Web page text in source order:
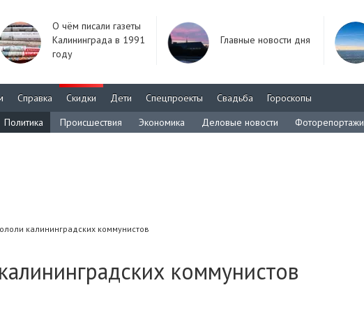
О чём писали газеты
Калининграда в 1991
году
Главные новости дня
Справка Скидки Дети Спецпроекты Свадьба
Гороскопы
Политика
Происшествия Экономика Деловые новости Фоторепортажи
калининградских коммунистов
коммунистов